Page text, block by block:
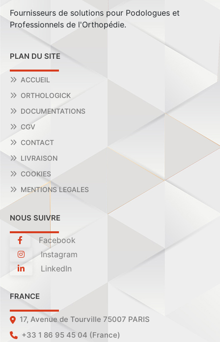
Fournisseurs de solutions pour Podologues et
Professionnels de l'Orthopédie.
PLAN DU SITE
ACCUEIL
ORTHOLOGICK
DOCUMENTATIONS
CGV
CONTACT
LIVRAISON
COOKIES
MENTIONS LEGALES
NOUS SUIVRE
Facebook
Instagram
LinkedIn
FRANCE
17, Avenue de Tourville 75007 PARIS
+33 1 86 95 45 04 (France)